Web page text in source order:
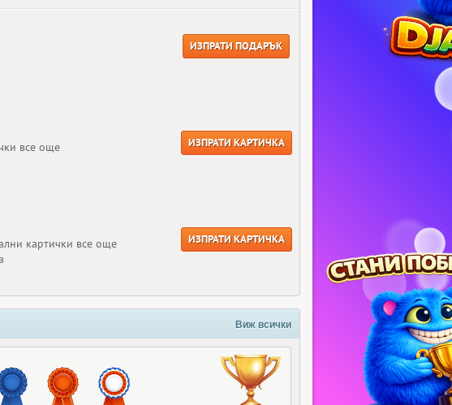
ИЗПРАТИ ПОДАРЪК
все още
ИЗПРАТИ КАРТИЧКА
картички все още
ИЗПРАТИ КАРТИЧКА
Виж всички